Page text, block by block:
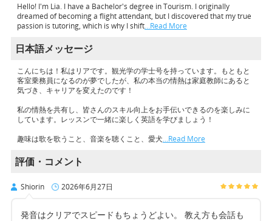
Hello! I'm Lia. I have a Bachelor's degree in Tourism. I originally
dreamed of becoming a flight attendant, but I discovered that my true
passion is tutoring, which is why I shift…Read More
日本語メッセージ
こんにちは！私はリアです。観光学の学士号を持っています。もともと
客室乗務員になるのが夢でしたが、私の本当の情熱は家庭教師にあると
気づき、キャリアを変えたのです！
私の情熱を共有し、皆さんのスキル向上をお手伝いできるのを楽しみに
しています。レッスンで一緒に楽しく英語を学びましょう！
趣味は歌を歌うこと、音楽を聴くこと、愛犬…Read More
評価・コメント
Shiorin 2026年6月27日
発音はクリアでスピードもちょうどよい。 教え方も会話も